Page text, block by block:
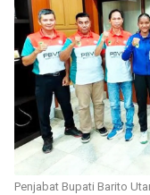
Penjabat Bupati Barito